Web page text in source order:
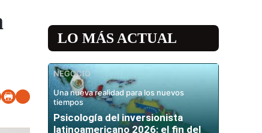
LO MÁS ACTUAL
NEGOCIO
Una nueva realidad para los nuevos
tiempos
Psicología del inversionista
latinoamericano 2026: el fin del